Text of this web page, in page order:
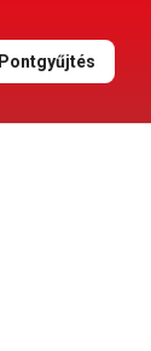
Pontgyűjtés